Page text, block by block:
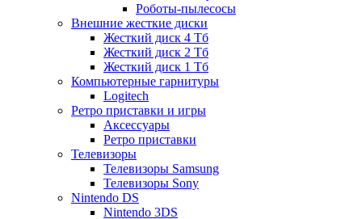
Роботы-пылесосы
Внешние жесткие диски
Жесткий диск 4 Тб
Жесткий диск 2 Тб
Жесткий диск 1 Тб
Компьютерные гарнитуры
Logitech
Ретро приставки и игры
Аксессуары
Ретро приставки
Телевизоры
Телевизоры Samsung
Телевизоры Sony
Nintendo DS
Nintendo 3DS